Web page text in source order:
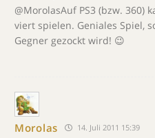
@MorolasAuf PS3 (bzw.
viert spielen. Geniales Spiel,
Gegner gezockt wird! 😉
Morolas 14. Juli 2011 15:39